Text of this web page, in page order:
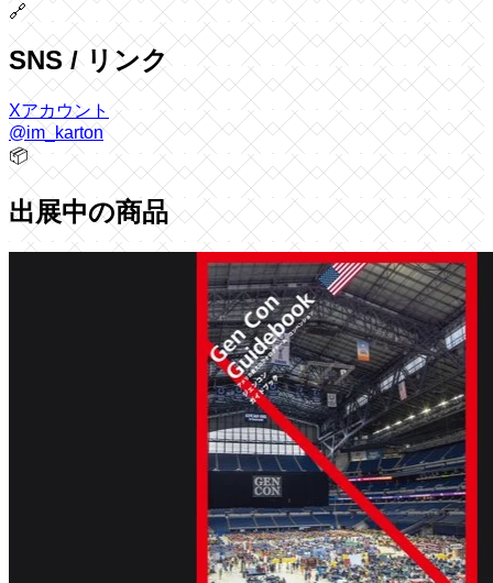
🔗
SNS / リンク
Xアカウント
@im_karton
📦
出展中の商品